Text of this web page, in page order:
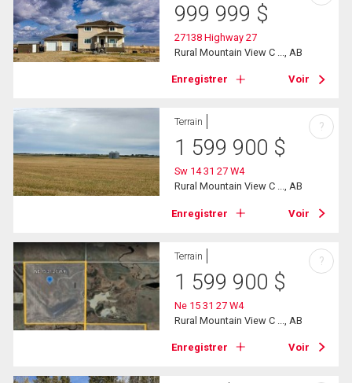
999 999 $
27138 Highway 27
Rural Mountain View C ..., AB
Enregistrer Voir
Terrain
1 599 900 $
Sw 14 31 27 W4
Rural Mountain View C ..., AB
Enregistrer Voir
?
Terrain
1 599 900 $
Ne 15 31 27 W4
Rural Mountain View C ..., AB
Enregistrer Voir
?